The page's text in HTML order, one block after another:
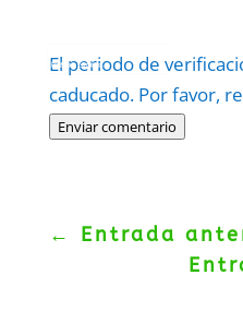
El periodo de
caducado. Por favor,
Enviar comentario
Politica–Términos.
← Entrada